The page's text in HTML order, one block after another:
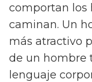
comportan los
caminan. Un
más atractivo
de un hombre
lenguaje